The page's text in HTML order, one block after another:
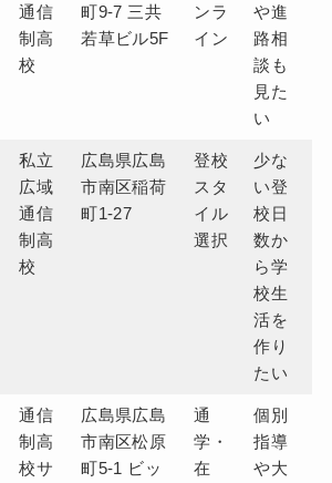
通信
制高
校
町9-7 三共
若草ビル5F
ンラ
イン
や進
路相
談も
見た
い
私立
広域
通信
制高
校
広島県広島
市南区稲荷
町1-27
登校
スタ
イル
選択
少な
い登
校日
数か
ら学
校生
活を
作り
たい
通信
制高
校サ
広島県広島
市南区松原
町5-1 ビッ
通
学・
在
個別
指導
や大